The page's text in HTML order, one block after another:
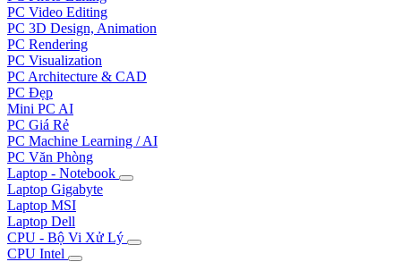
PC Video Editing
PC 3D Design, Animation
PC Rendering
PC Visualization
PC Architecture & CAD
PC Đẹp
Mini PC AI
PC Giá Rẻ
PC Machine Learning / AI
PC Văn Phòng
Laptop - Notebook
Laptop Gigabyte
Laptop MSI
Laptop Dell
CPU - Bộ Vi Xử Lý
CPU Intel